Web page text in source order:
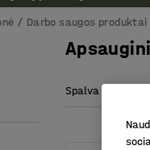
Darbo saugos produktai
Spalva